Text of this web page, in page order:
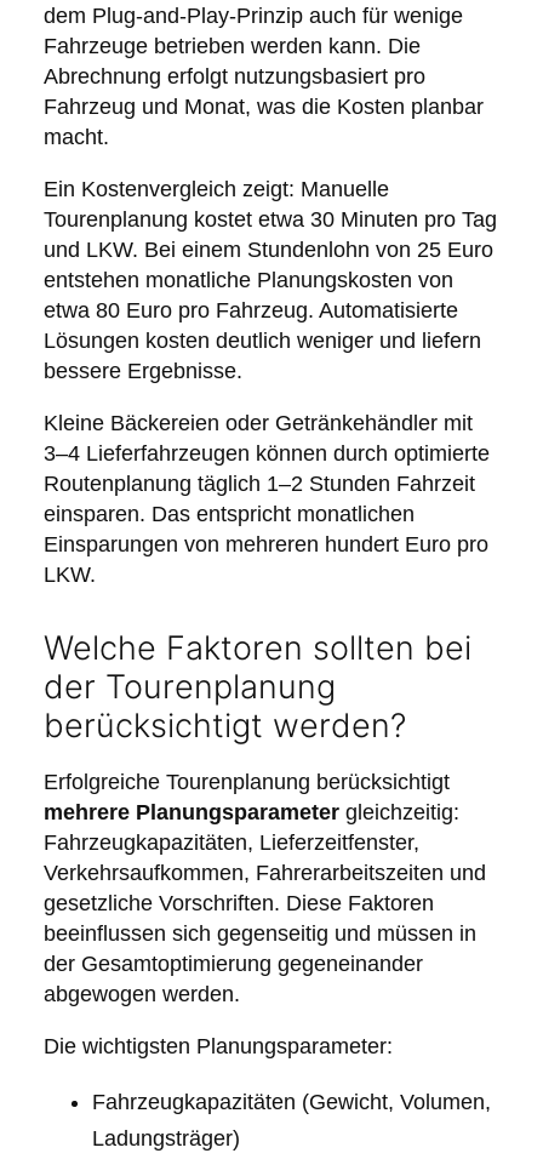
dem Plug-and-Play-Prinzip auch für wenige
Fahrzeuge betrieben werden kann. Die
Abrechnung erfolgt nutzungsbasiert pro
Fahrzeug und Monat, was die Kosten planbar
macht.
Ein Kostenvergleich zeigt: Manuelle
Tourenplanung kostet etwa 30 Minuten pro Tag
und LKW. Bei einem Stundenlohn von 25 Euro
entstehen monatliche Planungskosten von
etwa 80 Euro pro Fahrzeug. Automatisierte
Lösungen kosten deutlich weniger und liefern
bessere Ergebnisse.
Kleine Bäckereien oder Getränkehändler mit
3–4 Lieferfahrzeugen können durch optimierte
Routenplanung täglich 1–2 Stunden Fahrzeit
einsparen. Das entspricht monatlichen
Einsparungen von mehreren hundert Euro pro
LKW.
Welche Faktoren sollten bei
der Tourenplanung
berücksichtigt werden?
Erfolgreiche Tourenplanung berücksichtigt
mehrere Planungsparametergleichzeitig:
Fahrzeugkapazitäten, Lieferzeitfenster,
Verkehrsaufkommen, Fahrerarbeitszeiten und
gesetzliche Vorschriften. Diese Faktoren
beeinflussen sich gegenseitig und müssen in
der Gesamtoptimierung gegeneinander
abgewogen werden.
Die wichtigsten Planungsparameter:
Fahrzeugkapazitäten (Gewicht, Volumen,
Ladungsträger)